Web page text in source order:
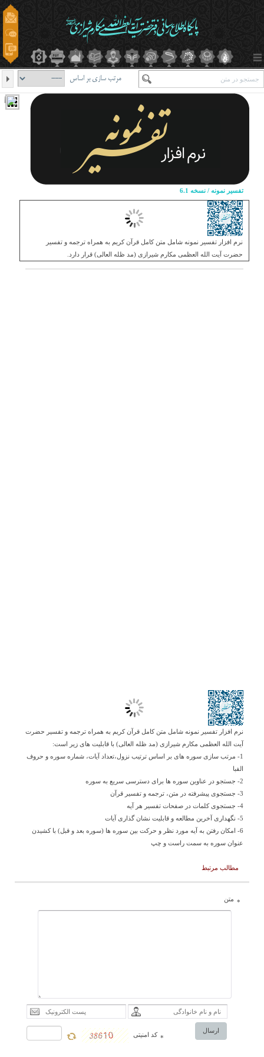
مرتب سازی بر اساس
تفسیر نمونه / نسخه 6.1
نرم افزار تفسیر نمونه شامل متن کامل قرآن کریم به همراه ترجمه و تفسیر
حضرت آیت الله العظمی مکارم شیرازی (مد ظله العالی) قرار دارد.
نرم افزار تفسیر نمونه شامل متن کامل قرآن کریم به همراه ترجمه و تفسیر حضرت
آیت الله العظمی مکارم شیرازی (مد ظله العالی) با قابلیت های زیر است:
1- مرتب سازی سوره های بر اساس ترتیب نزول،تعداد آیات، شماره سوره و حروف
الفبا
2- جستجو در عناوین سوره ها برای دسترسی سریع به سوره
3- جستجوی پیشرفته در متن، ترجمه و تفسیر قرآن
4- جستجوی کلمات در صفحات تفسیر هر آیه
5- نگهداری آخرین مطالعه و قابلیت نشان گذاری آیات
6- امکان رفتن به آیه مورد نظر و حرکت بین سوره ها (سوره بعد و قبل) با کشیدن
عنوان سوره به سمت راست و چپ
مطالب مرتبط
* متن
ارسال
* کد امنیتی